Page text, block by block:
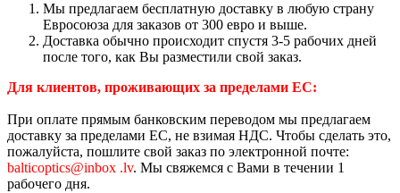
Мы предлагаем бесплатную доставку в любую страну
Евросоюза для заказов от 300 евро и выше.
Доставка обычно происходит спустя 3-5 рабочих дней
после того, как Вы разместили свой заказ.
Для клиентов, проживающих за пределами ЕС:
При оплате прямым банковским переводом мы предлагаем
доставку за пределами ЕС, не взимая НДС. Чтобы сделать это,
пожалуйста, пошлите свой заказ по электронной почте:
balticoptics@inbox .lv. Мы свяжемся с Вами в течении 1
рабочего дня.